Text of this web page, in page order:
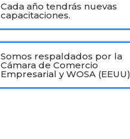
Cada año tendrás nuevas
capacitaciones.
Somos respaldados por la
Cámara de Comercio
Empresarial y WOSA (EEUU)